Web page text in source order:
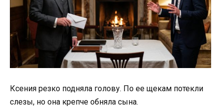
Ксения резко подняла голову. По ее щекам потекли
слезы, но она крепче обняла сына.